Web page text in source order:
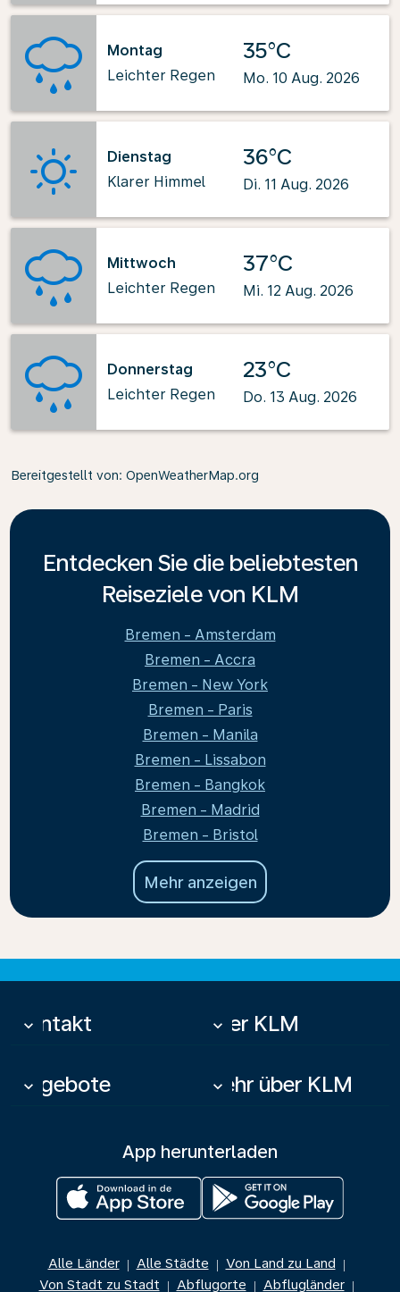
Montag
Leichter Regen
35°C
Mo. 10 Aug. 2026
Dienstag
Klarer Himmel
36°C
Di. 11 Aug. 2026
Mittwoch
Leichter Regen
37°C
Mi. 12 Aug. 2026
Donnerstag
Leichter Regen
23°C
Do. 13 Aug. 2026
Bereitgestellt von: OpenWeatherMap.org
Entdecken Sie die beliebtesten
Reiseziele von KLM
Bremen - Amsterdam
Bremen - Accra
Bremen - New York
Bremen - Paris
Bremen - Manila
Bremen - Lissabon
Bremen - Bangkok
Bremen - Madrid
Bremen - Bristol
Mehr anzeigen
Kontakt
keyboard_arrow_down Über KLM
keyboard_arrow_down
Angebote
keyboard_arrow_down Mehr über KLM
keyboard_arrow_down
App herunterladen
Alle Länder | Alle Städte | Von Land zu Land |
Von Stadt zu Stadt | Abflugorte | Abflugländer |